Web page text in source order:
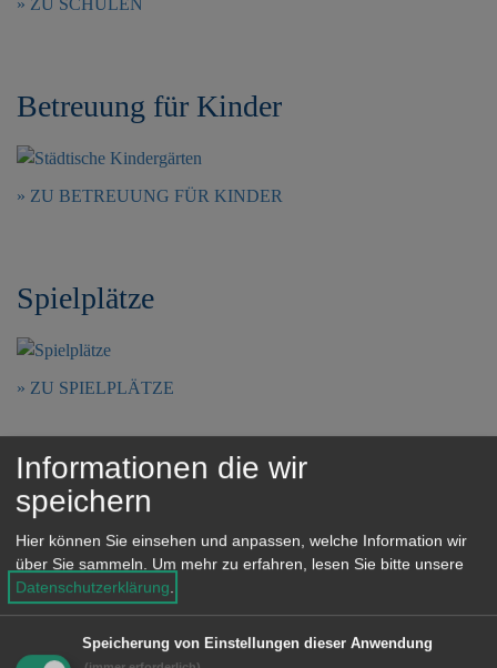
ZU SCHULEN
Betreuung für Kinder
ZU BETREUUNG FÜR KINDER
Spielplätze
ZU SPIELPLÄTZE
Kirche
ZU KIRCHE
Informationen die wir
speichern
Hier können Sie einsehen und anpassen, welche Information wir
über Sie sammeln.
Um mehr zu erfahren, lesen Sie bitte unsere
Datenschutzerklärung
Speicherung von Einstellungen dieser Anwendung